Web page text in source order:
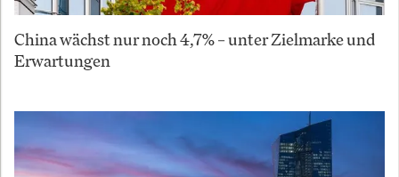
China wächst nur noch 4,7% – unter Zielmarke und
Erwartungen